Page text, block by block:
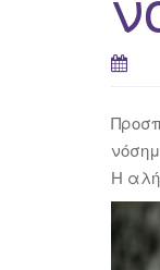
Η